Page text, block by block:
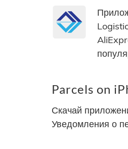
Parcels on
Скачай
Уведомления о